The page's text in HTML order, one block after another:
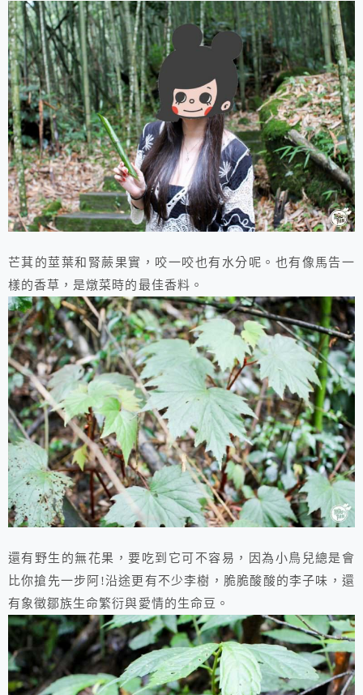
芒萁的莖葉和腎蕨果實，咬一咬也有水分呢。也有像馬告一
樣的香草，是燉菜時的最佳香料。
還有野生的無花果，要吃到它可不容易，因為小鳥兒總是會
比你搶先一步阿!沿途更有不少李樹，脆脆酸酸的李子味，還
有象徵鄒族生命繁衍與愛情的生命豆。